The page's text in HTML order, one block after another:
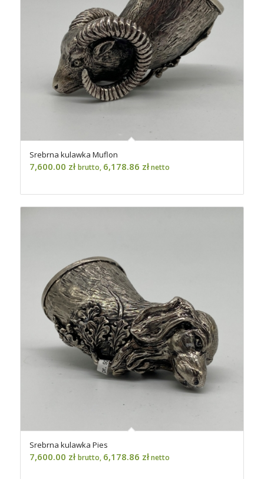
Srebrna kulawka Muflon
7,600.00 zł brutto, 6,178.86 złnetto
Srebrna kulawka Pies
7,600.00 zł brutto, 6,178.86 złnetto